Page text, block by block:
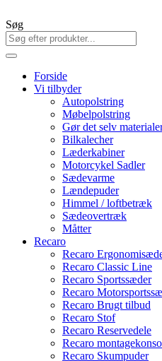
Søg
Forside
Vi tilbyder
Autopolstring
Møbelpolstring
Gør det selv
Bilkalecher
Læderkabiner
Motorcykel Sadler
Sædevarme
Lændepuder
Himmel / loftbetræk
Sædeovertræk
Måtter
Recaro
Recaro
Recaro Classic Line
Recaro Sportssæder
Recaro
Recaro Brugt tilbud
Recaro Stof
Recaro Reservedele
Recaro
Recaro Skumpuder